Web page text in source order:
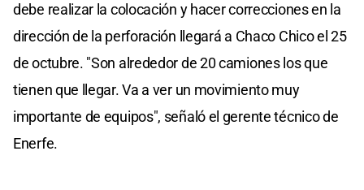
debe realizar la colocación y hacer correcciones en la
dirección de la perforación llegará a Chaco Chico el 25
de octubre. "Son alrededor de 20 camiones los que
tienen que llegar. Va a ver un movimiento muy
importante de equipos", señaló el gerente técnico de
Enerfe.